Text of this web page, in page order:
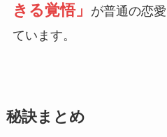
きる覚悟」
が普通の恋
ています。
秘訣まとめ